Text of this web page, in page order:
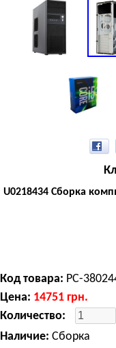
U0218434 Сборка
Код товара: PC-
Цена: 14751 грн.
Количество:
Наличие: Сборка